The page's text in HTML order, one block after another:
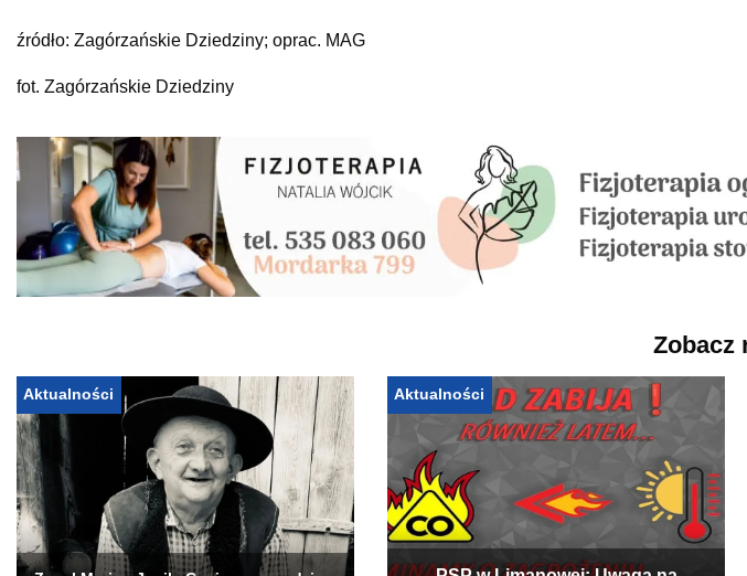
źródło: Zagórzańskie Dziedziny; oprac. MAG
fot. Zagórzańskie Dziedziny
Zobacz
Aktualności Aktualności